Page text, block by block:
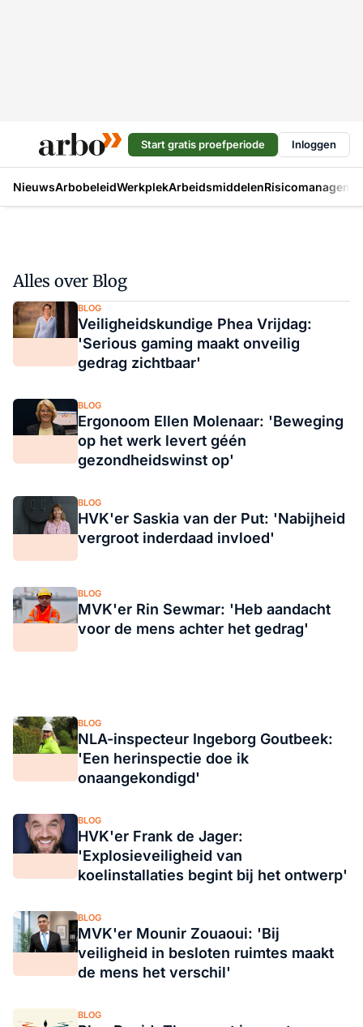
Start gratis proefperiode Inloggen
NieuwsArbobeleidWerkplekArbeidsmiddelen
Alles over Blog
BLOG
Veiligheidskundige Phea Vrijdag:
'Serious gaming maakt onveilig
gedrag zichtbaar'
BLOG
Ergonoom Ellen Molenaar: 'Beweging
op het werk levert géén
gezondheidswinst op'
BLOG
HVK'er Saskia van der Put: 'Nabijheid
vergroot inderdaad invloed'
BLOG
MVK'er Rin Sewmar: 'Heb aandacht
voor de mens achter het gedrag'
BLOG
NLA-inspecteur Ingeborg Goutbeek:
'Een herinspectie doe ik
onaangekondigd'
BLOG
HVK'er Frank de Jager:
'Explosieveiligheid van
koelinstallaties begint bij het ontwerp'
BLOG
MVK'er Mounir Zouaoui: 'Bij
veiligheid in besloten ruimtes maakt
de mens het verschil'
BLOG